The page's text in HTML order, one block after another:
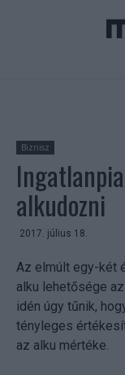
Biznisz
alkudozni
2017. július 18.
Az elmúlt egy-két
alku lehetősége
idén úgy tűnik,
tényleges
az alku mértéke.